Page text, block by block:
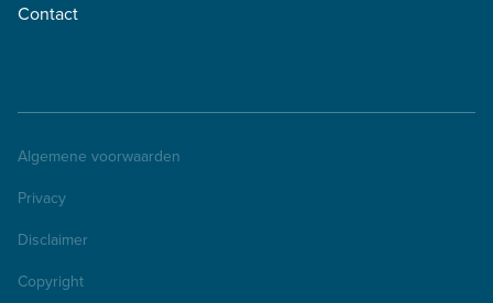
Contact
Algemene voorwaarden
Privacy
Disclaimer
Copyright